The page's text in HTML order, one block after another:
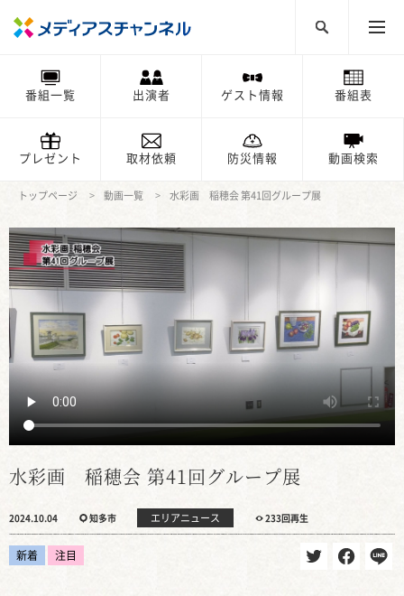
番組一覧 出演者 ゲスト情報 番組表
プレゼント 取材依頼 防災情報 動画検索
トップページ 動画一覧 水彩画 稲穂会 第41回グループ展
水彩画 稲穂会 第41回グループ展
2024.10.04 知多市 エリアニュース 233回再生
新着 注目